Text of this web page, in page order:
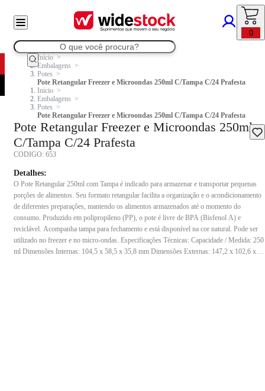
0
Início
Embalagens
Potes
Pote Retangular Freezer e Microondas 250ml C/Tampa C/24 Prafesta
Início
Embalagens
Potes
Pote Retangular Freezer e Microondas 250ml C/Tampa C/24 Prafesta
Pote Retangular Freezer e Microondas 250ml
C/Tampa C/24 Prafesta
CODIGO: 653
Detalhes:
O Pote Retangular 250ml com Tampa é indicado para armazenar e transportar pequenas
porções de alimentos. Seu formato retangular facilita a organização e o acondicionamento
de diferentes preparações, mantendo os alimentos armazenados até o momento do
consumo. Produzido em polipropileno (PP), o pote é livre de BPA (Bisfenol A) e
reciclável. Acompanha tampa para fechamento e está disponível na cor natural. Pode ser
utilizado no freezer e no micro-ondas. Especificações Técnicas: Capacidade / Medida: 250
ml Dimensões Internas: 104,5 x 58,5 x 35,8 mm Dimensões Externas: 147,2 x 102,6 x